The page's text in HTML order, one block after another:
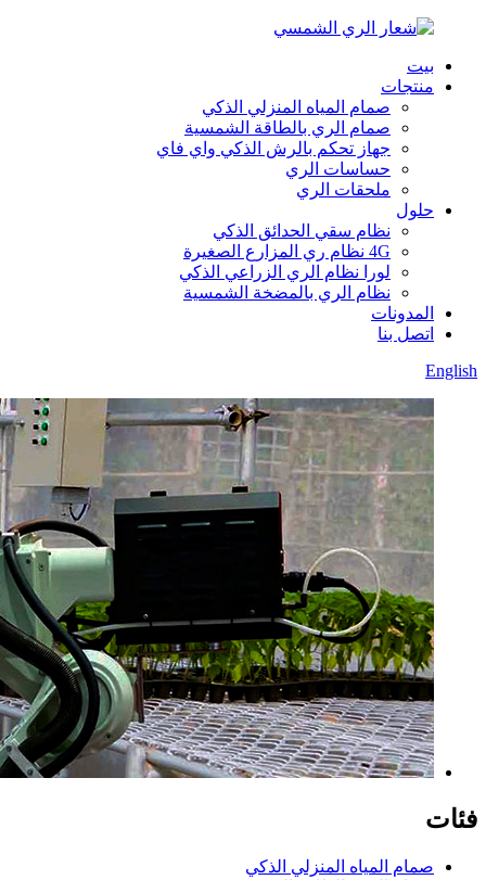
بيت
منتجات
صمام المياه المنزلي الذكي
صمام الري بالطاقة الشمسية
جهاز تحكم بالرش الذكي واي فاي
حساسات الري
ملحقات الري
حلول
نظام سقي الحدائق الذكي
4G نظام ري المزارع الصغيرة
لورا نظام الري الزراعي الذكي
نظام الري بالمضخة الشمسية
المدونات
اتصل بنا
English
فئات
صمام المياه المنزلي الذكي